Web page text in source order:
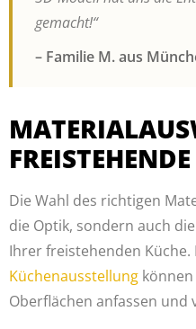
gemacht!“
– Familie M. aus
Die Wahl des richtigen
die Optik, sondern auch
Ihrer freistehenden Küche.
Küchenausstellung
Oberflächen anfassen und